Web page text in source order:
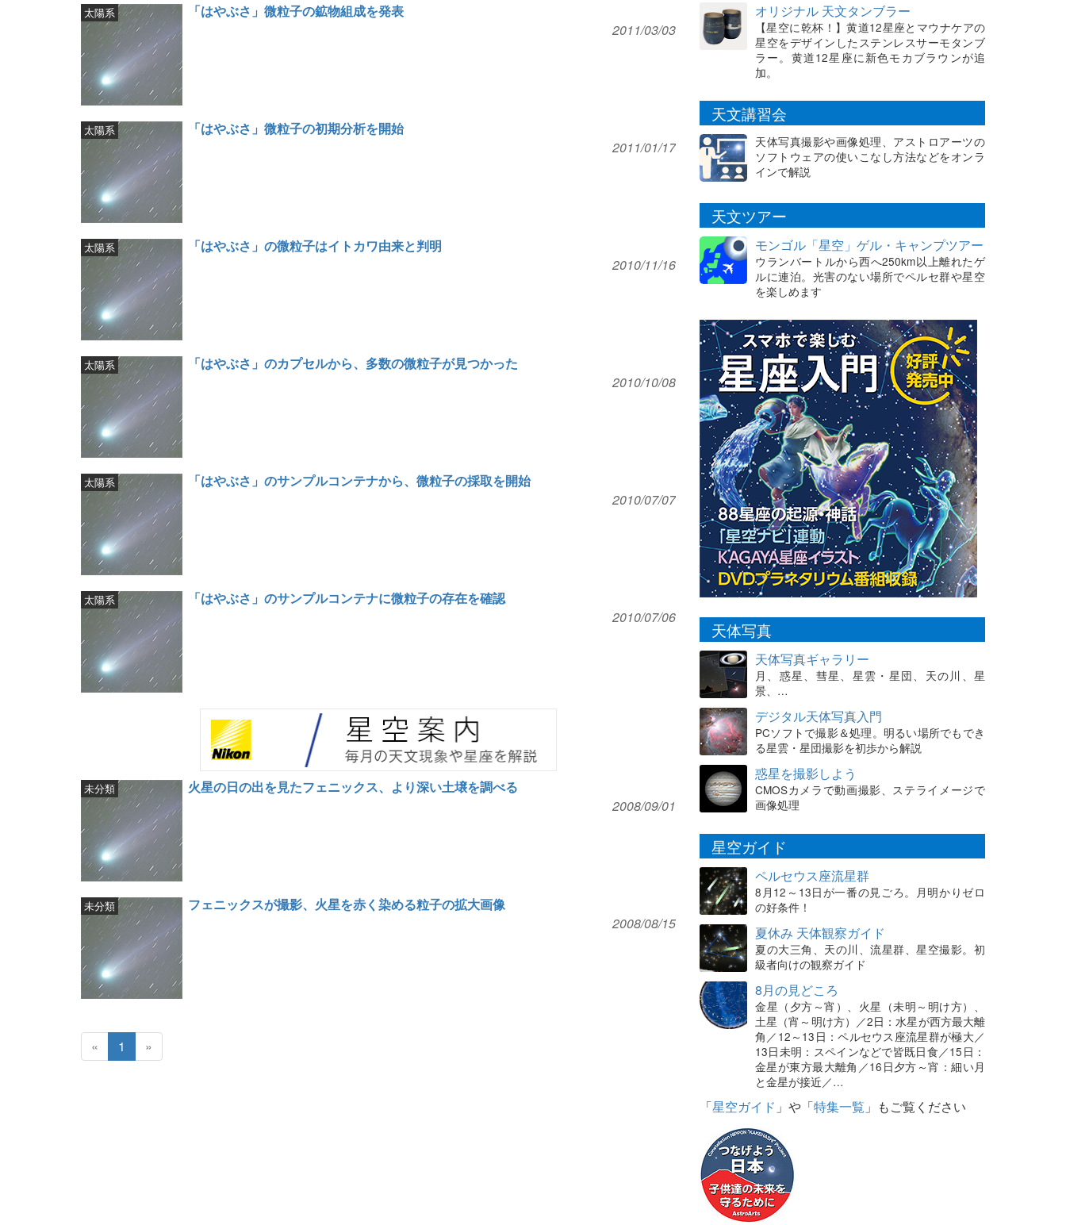
「はやぶさ」微粒子の鉱物組成を発表
太陽系
2011/03/03
「はやぶさ」微粒子の初期分析を開始
太陽系
2011/01/17
「はやぶさ」の微粒子はイトカワ由来と判明
太陽系
2010/11/16
「はやぶさ」のカプセルから、多数の微粒子が見つかった
太陽系
2010/10/08
「はやぶさ」のサンプルコンテナから、微粒子の採取を開始
太陽系
2010/07/07
「はやぶさ」のサンプルコンテナに微粒子の存在を確認
太陽系
2010/07/06
火星の日の出を見たフェニックス、より深い土壌を調べる
未分類
2008/09/01
フェニックスが撮影、火星を赤く染める粒子の拡大画像
未分類
2008/08/15
« 1 »
オリジナル 天文タンブラー
【星空に乾杯！】黄道12星座とマウナケアの
星空をデザインしたステンレスサーモタンブ
ラー。黄道12星座に新色モカブラウンが追
加。
天文講習会
天体写真撮影や画像処理、アストロアーツの
ソフトウェアの使いこなし方法などをオンラ
インで解説
天文ツアー
モンゴル「星空」ゲル・キャンプツアー
ウランバートルから西へ250km以上離れたゲ
ルに連泊。光害のない場所でペルセ群や星空
を楽しめます
天体写真
天体写真ギャラリー
月、惑星、彗星、星雲・星団、天の川、星
景、…
デジタル天体写真入門
PCソフトで撮影＆処理。明るい場所でもでき
る星雲・星団撮影を初歩から解説
惑星を撮影しよう
CMOSカメラで動画撮影、ステライメージで
画像処理
星空ガイド
ペルセウス座流星群
8月12～13日が一番の見ごろ。月明かりゼロ
の好条件！
夏休み 天体観察ガイド
夏の大三角、天の川、流星群、星空撮影。初
級者向けの観察ガイド
8月の見どころ
金星（夕方～宵）、火星（未明～明け方）、
土星（宵～明け方）／2日：水星が西方最大離
角／12～13日：ペルセウス座流星群が極大／
13日未明：スペインなどで皆既日食／15日：
金星が東方最大離角／16日夕方～宵：細い月
と金星が接近／…
「星空ガイド 」や「特集一覧 」もご覧ください